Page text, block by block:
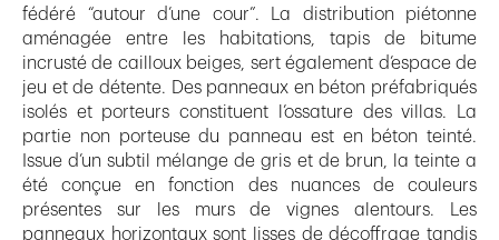
fédéré “autour d’une cour”. La distribution piétonne
aménagée entre les habitations, tapis de bitume
incrusté de cailloux beiges, sert également d’espace de
jeu et de détente. Des panneaux en béton préfabriqués
isolés et porteurs constituent l’ossature des villas. La
partie non porteuse du panneau est en béton teinté.
Issue d’un subtil mélange de gris et de brun, la teinte a
été conçue en fonction des nuances de couleurs
présentes sur les murs de vignes alentours. Les
panneaux horizontaux sont lisses de décoffrage tandis